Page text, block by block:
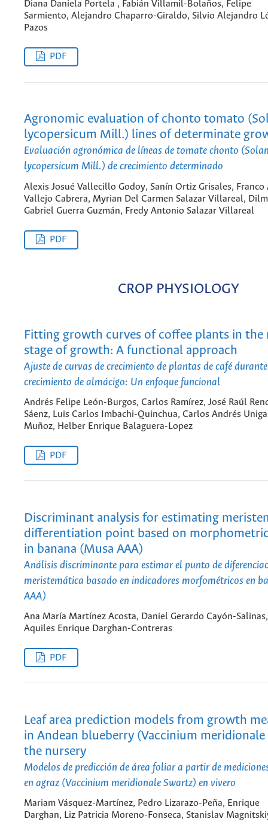
Diana Daniela Portela , Fabián Villamil-Bolaños, Felipe
Sarmiento, Alejandro Chaparro-Giraldo, Silvio Alejandro
Pazos
PDF
Agronomic evaluation of chonto tomato
lycopersicum Mill.) lines of determinate
Evaluación agronómica de líneas de tomate chonto
lycopersicum Mill.) de crecimiento determinado
Alexis Josué Vallecillo Godoy, Sanín Ortiz Grisales,
Vallejo Cabrera, Myrian Del Carmen Salazar Villareal,
Gabriel Guerra Guzmán, Fredy Antonio Salazar Villareal
PDF
CROP PHYSIOLOGY
Fitting growth curves of coffee plants in the
stage of growth: A functional approach
Ajuste de curvas de crecimiento de plantas de café
crecimiento de almácigo: Un enfoque funcional
Andrés Felipe León-Burgos, Carlos Ramírez, José Raúl
Sáenz, Luis Carlos Imbachi-Quinchua, Carlos Andrés
Muñoz, Helber Enrique Balaguera-Lopez
PDF
Discriminant analysis for estimating
differentiation point based on
in banana (Musa AAA)
Análisis discriminante para estimar el punto de
meristemática basado en indicadores morfométricos en
AAA)
Ana María Martínez Acosta, Daniel Gerardo Cayón-Salinas,
Aquiles Enrique Darghan-Contreras
PDF
Leaf area prediction models from growth
in Andean blueberry (Vaccinium
the nursery
Modelos de predicción de área foliar a partir de
en agraz (Vaccinium meridionale Swartz) en vivero
Mariam Vásquez-Martínez, Pedro Lizarazo-Peña, Enrique
Darghan, Liz Patricia Moreno-Fonseca, Stanislav